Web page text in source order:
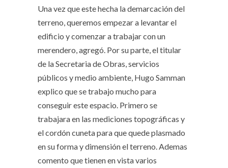
Una vez que este hecha la demarcación del
terreno, queremos empezar a levantar el
edificio y comenzar a trabajar con un
merendero, agregó. Por su parte, el titular
de la Secretaria de Obras, servicios
públicos y medio ambiente, Hugo Samman
explico que se trabajo mucho para
conseguir este espacio. Primero se
trabajara en las mediciones topográficas y
el cordón cuneta para que quede plasmado
en su forma y dimensión el terreno. Ademas
comento que tienen en vista varios